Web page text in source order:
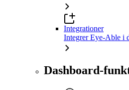
Integrationer
Integrer Eye-Able i
Dashboard-